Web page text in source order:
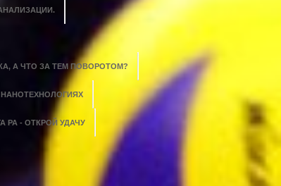
А ЧТО ЗА ТЕМ ПОВОРОТОМ?
РА - ОТКРОЙ УДАЧУ